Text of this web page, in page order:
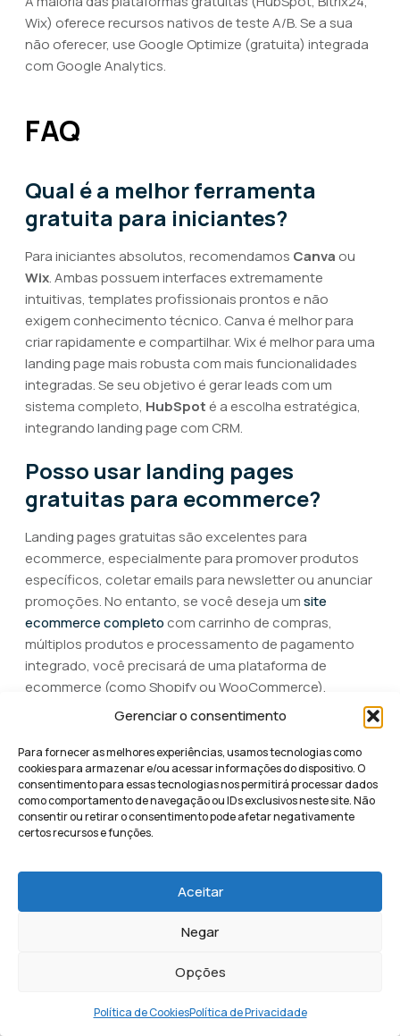
Gerenciar o consentimento
Para fornecer as melhores experiências, usamos tecnologias como
cookies para armazenar e/ou acessar informações do dispositivo. O
consentimento para essas tecnologias nos permitirá processar dados
como comportamento de navegação ou IDs exclusivos neste site. Não
consentir ou retirar o consentimento pode afetar negativamente
certos recursos e funções.
Aceitar
Negar
Opções
Política de CookiesPolítica de Privacidade
Wix) oferece recursos nativos de teste A/B. Se a sua
não oferecer, use Google Optimize (gratuita) integrada
com Google Analytics.
FAQ
Qual é a melhor ferramenta
gratuita para iniciantes?
Para iniciantes absolutos, recomendamos Canva ou
Wix. Ambas possuem interfaces extremamente
intuitivas, templates profissionais prontos e não
exigem conhecimento técnico. Canva é melhor para
criar rapidamente e compartilhar. Wix é melhor para uma
landing page mais robusta com mais funcionalidades
integradas. Se seu objetivo é gerar leads com um
sistema completo, HubSpot é a escolha estratégica,
integrando landing page com CRM.
Posso usar landing pages
gratuitas para ecommerce?
Landing pages gratuitas são excelentes para
ecommerce, especialmente para promover produtos
específicos, coletar emails para newsletter ou anunciar
promoções. No entanto, se você deseja umsite
ecommerce completo com carrinho de compras,
múltiplos produtos e processamento de pagamento
integrado, você precisará de uma plataforma de
ecommerce (como Shopify ou WooCommerce).
Landing pages funcionam melhor em conjunto com
Como integrar formulários e
analytics na minha landing page
gratuita?
HubSpot, Bitrix24) possuem formulários integrados
nativamente. Você simplesmente adiciona um
formulário ao seu template e configura os campos
dashboard próprio mostrando visualizações,
avançado, integre sua landing page comGoogle